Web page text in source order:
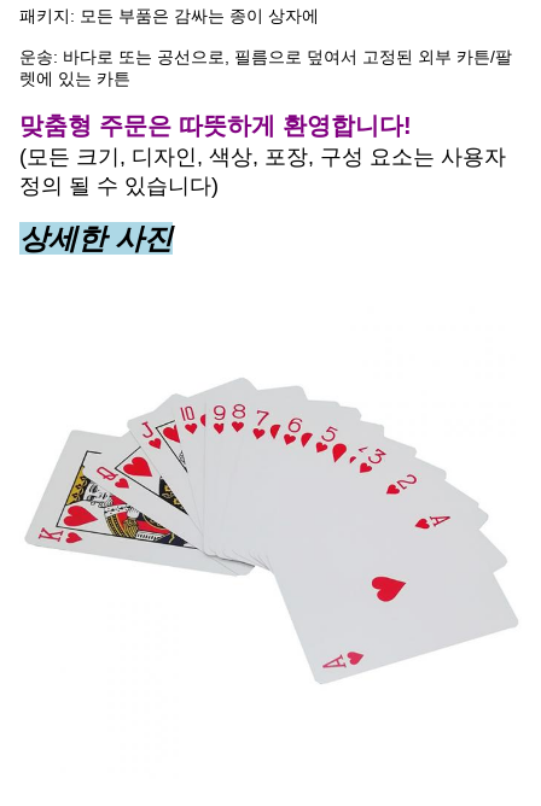
패키지: 모든 부품은 감싸는 종이 상자에
운송: 바다로 또는 공선으로, 필름으로 덮여서 고정된 외부 카튼/팔
렛에 있는 카튼
맞춤형 주문은 따뜻하게 환영합니다!
(모든 크기, 디자인, 색상, 포장, 구성 요소는 사용자
정의 될 수 있습니다)
상세한 사진